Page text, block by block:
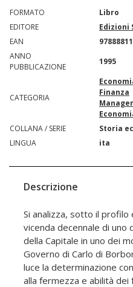
FORMATO
Libro
EDITORE
Edizioni
EAN
ANNO
PUBBLICAZIONE
1995
CATEGORIA
Finanza
COLLANA / SERIE
Storia
LINGUA
ita
Descrizione
Si analizza, sotto il profilo
vicenda decennale di uno
della Capitale in uno dei
Governo di Carlo di
luce la determinazione
alla fermezza e abilità dei